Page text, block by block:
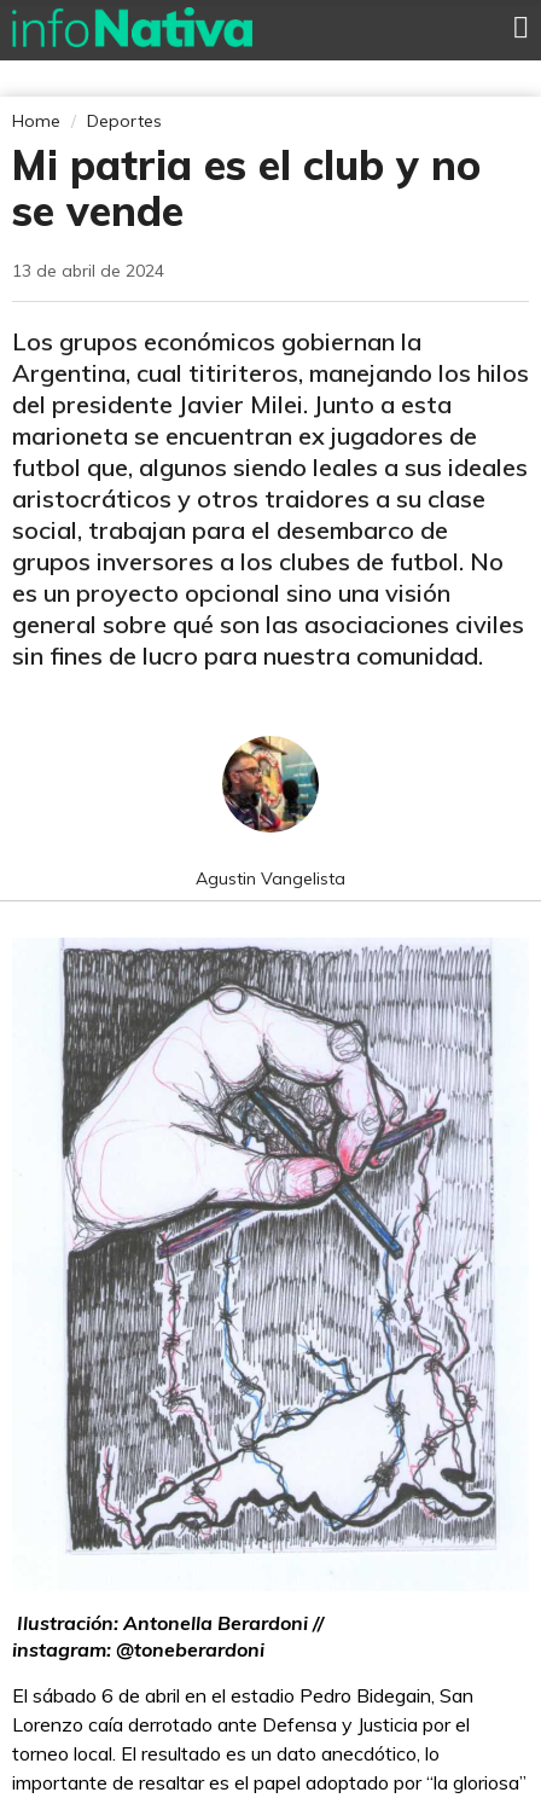
Home Deportes
Mi patria es el club y no
se vende
13 de abril de 2024
Los grupos económicos gobiernan la
Argentina, cual titiriteros, manejando los hilos
del presidente Javier Milei. Junto a esta
marioneta se encuentran ex jugadores de
futbol que, algunos siendo leales a sus ideales
aristocráticos y otros traidores a su clase
social, trabajan para el desembarco de
grupos inversores a los clubes de futbol. No
es un proyecto opcional sino una visión
general sobre qué son las asociaciones civiles
sin fines de lucro para nuestra comunidad.
Agustin Vangelista
Ilustración: Antonella Berardoni //
instagram: @toneberardoni
El sábado 6 de abril en el estadio Pedro Bidegain, San
Lorenzo caía derrotado ante Defensa y Justicia por el
torneo local. El resultado es un dato anecdótico, lo
importante de resaltar es el papel adoptado por “la gloriosa”